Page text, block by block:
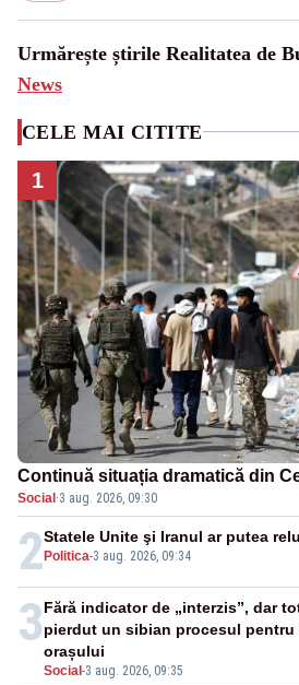
Urmărește știrile Realitatea de
News
CELE MAI CITITE
1
Continuă situația dramatică din
Social ·3 aug. 2026, 09:30
2 Politica-3 aug. 2026, 09:34
Statele Unite şi Iranul ar putea
3
Social -3 aug. 2026, 09:35
Fără indicator de „interzis”, dar
pierdut un sibian procesul pentru
orașului